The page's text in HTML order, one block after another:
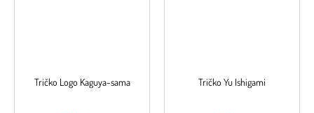
Tričko Logo Kaguya-sama Tričko Yu Ishigami